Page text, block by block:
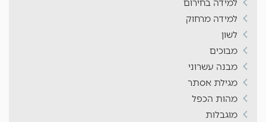
למידה בחירום
למידה מרחוק
לשון
מבוכים
מבנה עשרוני
מגילת אסתר
מהות הכפל
מוגבלות